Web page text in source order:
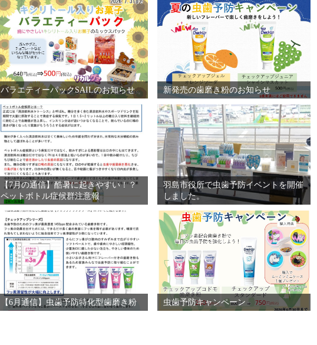
バラエティーパックSAILのお知らせ 新発売の歯磨き粉のお知らせ
【7月の通信】酷暑に起きやすい！？
ペットボトル症候群注意報
羽島市役所で虫歯予防イベントを開催
しました。
【6月通信】虫歯予防特化型歯磨き粉 虫歯予防キャンペーン